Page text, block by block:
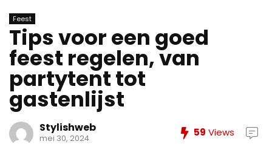
Feest
Tips voor een goed
feest regelen, van
partytent tot
gastenlijst
Stylishweb
mei 30, 2024 59 Views